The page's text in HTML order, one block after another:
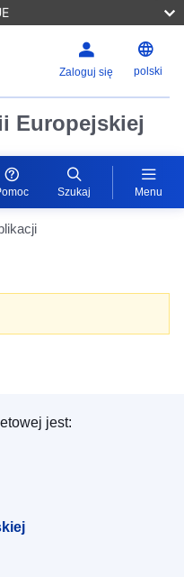
Zaloguj się polski
Europejskiej
Szukaj Menu
jest: